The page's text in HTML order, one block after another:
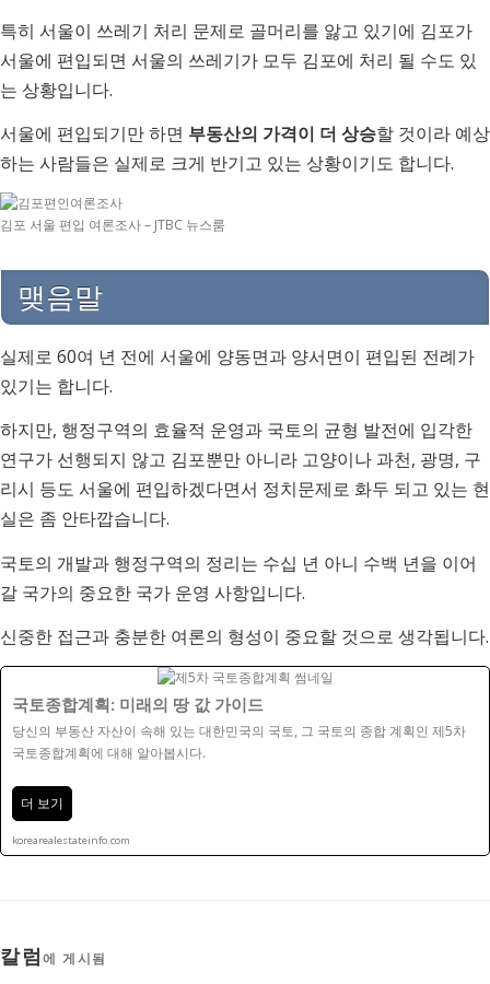
특히 서울이 쓰레기 처리 문제로 골머리를 앓고 있기에 김포가
서울에 편입되면 서울의 쓰레기가 모두 김포에 처리 될 수도 있
는 상황입니다.
서울에 편입되기만 하면 부동산의 가격이 더 상승할 것이라 예상
하는 사람들은 실제로 크게 반기고 있는 상황이기도 합니다.
김포 서울 편입 여론조사 – JTBC 뉴스룸
맺음말
실제로 60여 년 전에 서울에 양동면과 양서면이 편입된 전례가
있기는 합니다.
하지만, 행정구역의 효율적 운영과 국토의 균형 발전에 입각한
연구가 선행되지 않고 김포뿐만 아니라 고양이나 과천, 광명, 구
리시 등도 서울에 편입하겠다면서 정치문제로 화두 되고 있는 현
실은 좀 안타깝습니다.
국토의 개발과 행정구역의 정리는 수십 년 아니 수백 년을 이어
갈 국가의 중요한 국가 운영 사항입니다.
신중한 접근과 충분한 여론의 형성이 중요할 것으로 생각됩니다.
국토종합계획: 미래의 땅 값 가이드
당신의 부동산 자산이 속해 있는 대한민국의 국토, 그 국토의 종합 계획인 제5차
국토종합계획에 대해 알아봅시다.
더 보기
korearealestateinfo.com
칼럼에 게시됨